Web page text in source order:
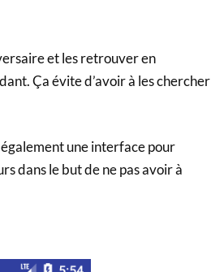
et les retrouver en
Ça évite d’avoir à les chercher
une interface pour
dans le but de ne pas avoir à